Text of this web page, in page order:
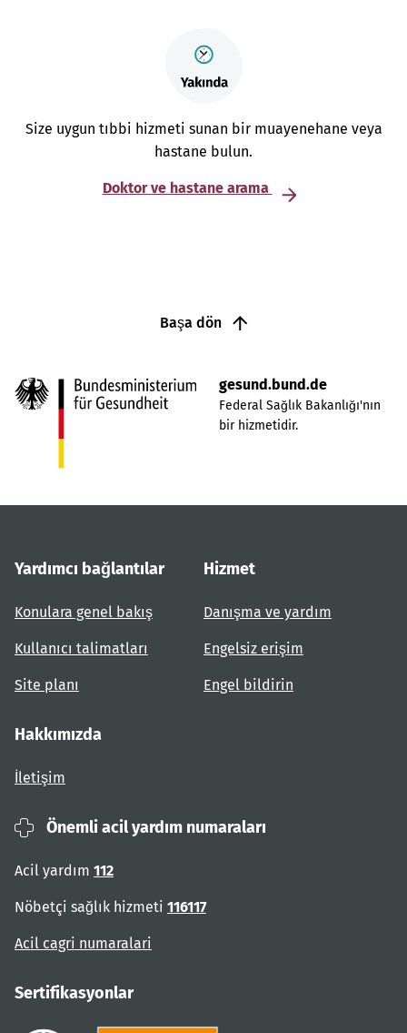
Size uygun tıbbi hizmeti sunan bir muayenehane veya
hastane bulun.
Doktor ve hastane arama
Başa dön
gesund.bund.de
Federal Sağlık Bakanlığı'nın
bir hizmetidir.
Yardımcı bağlantılar
Konulara genel bakış
Kullanıcı talimatları
Site planı
Hizmet
Danışma ve yardım
Engelsiz erişim
Engel bildirin
Hakkımızda
İletişim
Önemli acil yardım numaraları
Acil yardım 112
Nöbetçi sağlık hizmeti 116117
Acil cagri numaralari
Sertifikasyonlar